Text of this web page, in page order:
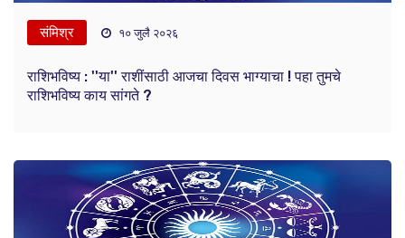
संमिश्र १० जुलै २०२६
राशिभविष्य : ''या'' राशींसाठी आजचा दिवस भाग्याचा ! पहा तुमचे
राशिभविष्य काय सांगते ?